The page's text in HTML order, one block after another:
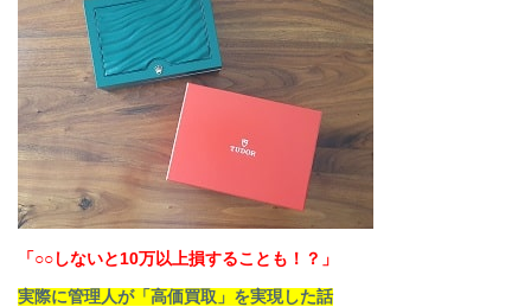
「○○しないと10万以上損することも！？」
実際に管理人が「高価買取」を実現した話